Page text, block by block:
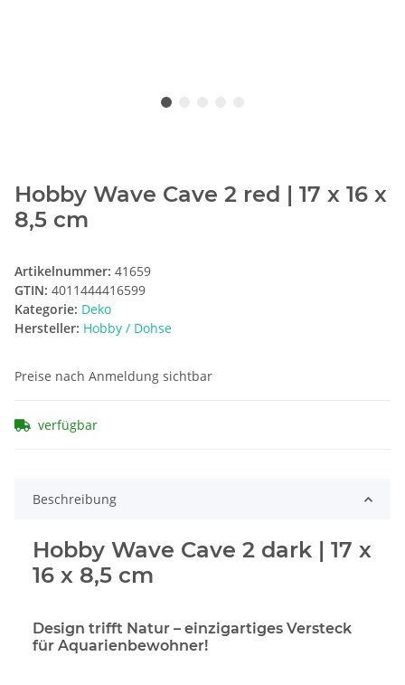
Hobby Wave Cave 2 red | 17 x 16 x
8,5 cm
Artikelnummer: 41659
GTIN: 4011444416599
Kategorie: Deko
Hersteller: Hobby / Dohse
Preise nach Anmeldung sichtbar
verfügbar
Beschreibung
Hobby Wave Cave 2 dark | 17 x
16 x 8,5 cm
Design trifft Natur – einzigartiges Versteck
für Aquarienbewohner!